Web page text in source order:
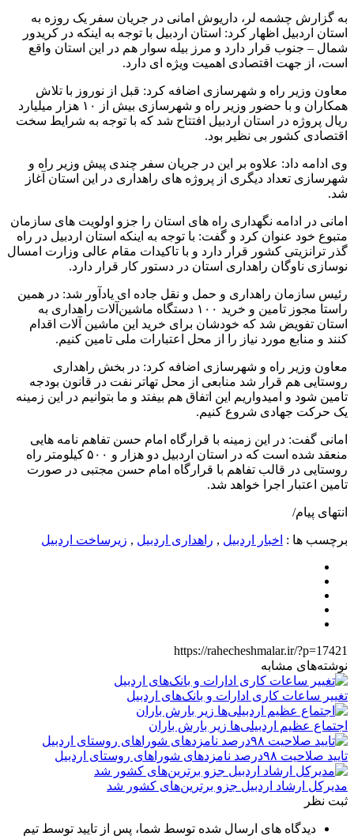
به گزارش چشمه لر، داریوش امانی در جریان سفر یک روزه به
استان اردبیل اظهار کرد: استان اردبیل با توجه به اینکه در کریدور
شمال – جنوب قرار دارد و مرز بیله سوار هم در این استان واقع
است، از جهت اقتصادی اهمیت ویژه ای دارد.
معاون وزیر راه و شهرسازی اضافه کرد: قبل از نوروز با تلاش
همکاران و با حضور وزیر راه و شهرسازی بیش از ۱۰ هزار میلیارد
ریال پروژه در استان اردبیل افتتاح شد که با توجه به شرایط سخت
اقتصادی کشور بی نظیر بود.
وی ادامه داد: علاوه بر این در جریان سفر چندی پیش وزیر راه و
شهرسازی تعداد دیگری از پروژه های راهداری در این استان آغاز
شد.
امانی در ادامه نگهداری راه های استان را جزو اولویت های سازمان
متبوع خود عنوان کرد و گفت: با توجه به اینکه استان اردبیل در راه
گذر ترانزیتی کشور قرار دارد و با تاکیدات مقام عالی وزارت امسال
نوسازی ناوگان راهداری استان در دستور کار قرار دارد.
رئیس سازمان راهداری و حمل و نقل جاده ای یادآور شد: در همین
راستا مجوز تامین و خرید ۱۰۰ دستگاه ماشین‌آلات راهداری به
استان تفویض شد که خودشان برای خرید این ماشین آلات اقدام
کنند و منابع مورد نیاز را از محل اعتبارات ملی تامین کنیم.
معاون وزیر راه و شهرسازی اضافه کرد: در بخش راهداری
روستایی هم قرار شد منابعی از محل تهاتر نفت در قانون بودجه
تامین شود و امیدواریم این اتفاق هم بیفتد و ما بتوانیم در این زمینه
یک حرکت جهادی شروع کنیم.
امانی گفت: در این زمینه با قرارگاه امام حسن تفاهم نامه هایی
منعقد شده است که در استان اردبیل دو هزار و ۵۰۰ کیلومتر راه
روستایی در قالب تفاهم با قرارگاه امام حسن مجتبی در صورت
تامین اعتبار اجرا خواهد شد.
انتهای پیام/
برچسب ها : اخبار اردبیل , راهداری اردبیل , زیرساخت اردبیل
https://rahecheshmalar.ir/?p=17421
نوشته‌های مشابه
تغییر ساعات کاری ادارات و بانک‌های اردبیل
اجتماع عظیم اردبیلی‌ها زیر بارش باران
تایید صلاحیت ۹۸درصد نامزدهای شوراهای روستای اردبیل
مدیرکل ارشاد اردبیل جزو برترین‌های کشور شد
ثبت نظر
دیدگاه های ارسال شده توسط شما، پس از تایید توسط تیم